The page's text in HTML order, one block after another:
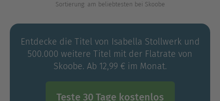
Anleitungsbuch „Sweet Home Watercolor“ kam
viel Spaß, dass sie nun mit „Welcome Home
Watercolor“ bereits ihr zweites Buch herausbringt.
Sortierung: am beliebtesten bei Skoobe
Entdecke die Titel von Isabella Stollwerk und
500.000 weitere Titel mit der Flatrate von
Skoobe. Ab 12,99 € im Monat.
Teste 30 Tage kostenlos